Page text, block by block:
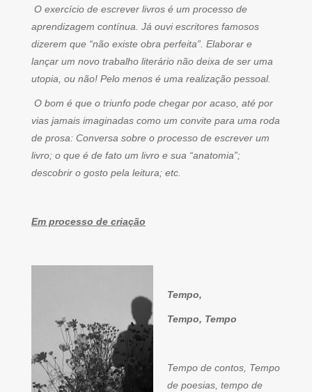
O exercício de escrever livros é um processo de
aprendizagem contínua. Já ouvi escritores famosos
dizerem que “não existe obra perfeita”. Elaborar e
lançar um novo trabalho literário não deixa de ser uma
utopia, ou não! Pelo menos é uma realização pessoal.
O bom é que o triunfo pode chegar por acaso, até por
vias jamais imaginadas como um convite para uma roda
de prosa: Conversa sobre o processo de escrever um
livro; o que é de fato um livro e sua “anatomia”;
descobrir o gosto pela leitura; etc.
Em processo de criação
Tempo,
Tempo, Tempo
Tempo de contos, Tempo
de poesias, tempo de